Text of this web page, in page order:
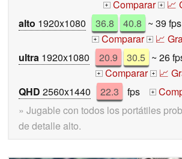
+ Comparar +
📈
alto 1920x1080 36.8 40.8 ~ 39 fps
+ Comparar +
📈
ultra 1920x1080 20.9 30.5 ~ 26
+ Comparar +
📈
QHD 2560x1440 22.3 fps +
» Jugable con todos los portátiles
de detalle alto.